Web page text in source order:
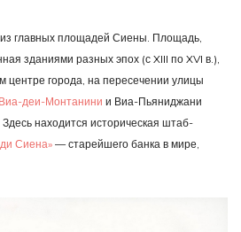
главных площадей Сиены. Площадь,
зданиями разных эпох (с XIII по XVI в.),
центре города, на пересечении улицы
Виа-деи-Монтанини и Виа-Пьяниджани
Здесь находится историческая штаб-
Сиена» — старейшего банка в мире,